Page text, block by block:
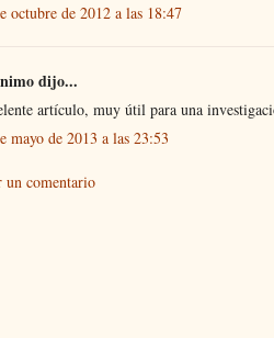
octubre de 2012 a las 18:47
dijo...
artículo, muy útil para una
mayo de 2013 a las 23:53
un comentario